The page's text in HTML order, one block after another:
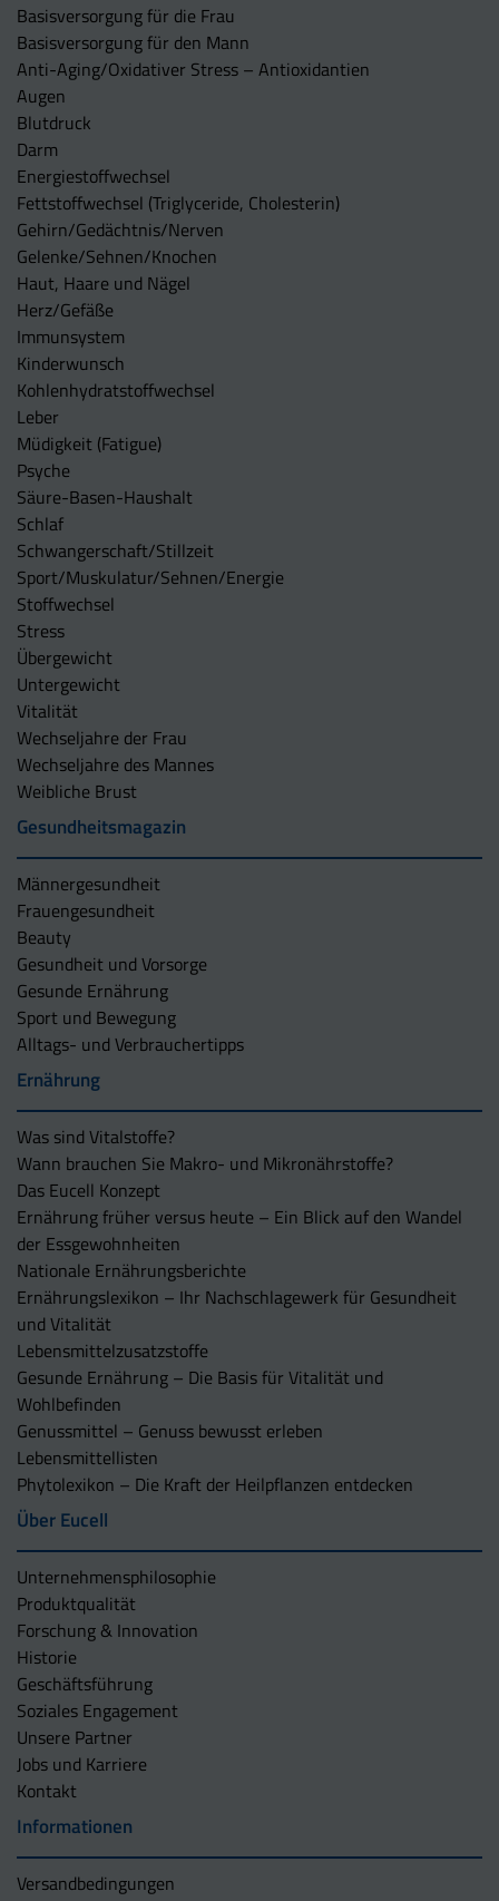
Basisversorgung für die Frau
Basisversorgung für den Mann
Anti-Aging/Oxidativer Stress – Antioxidantien
Augen
Blutdruck
Darm
Energiestoffwechsel
Fettstoffwechsel (Triglyceride, Cholesterin)
Gehirn/Gedächtnis/Nerven
Gelenke/Sehnen/Knochen
Haut, Haare und Nägel
Herz/Gefäße
Immunsystem
Kinderwunsch
Kohlenhydratstoffwechsel
Leber
Müdigkeit (Fatigue)
Psyche
Säure-Basen-Haushalt
Schlaf
Schwangerschaft/Stillzeit
Sport/Muskulatur/Sehnen/Energie
Stoffwechsel
Stress
Übergewicht
Untergewicht
Vitalität
Wechseljahre der Frau
Wechseljahre des Mannes
Weibliche Brust
Gesundheitsmagazin
Männergesundheit
Frauengesundheit
Beauty
Gesundheit und Vorsorge
Gesunde Ernährung
Sport und Bewegung
Alltags- und Verbrauchertipps
Ernährung
Was sind Vitalstoffe?
Wann brauchen Sie Makro- und Mikronährstoffe?
Das Eucell Konzept
Ernährung früher versus heute – Ein Blick auf den Wandel
der Essgewohnheiten
Nationale Ernährungsberichte
Ernährungslexikon – Ihr Nachschlagewerk für Gesundheit
und Vitalität
Lebensmittelzusatzstoffe
Gesunde Ernährung – Die Basis für Vitalität und
Wohlbefinden
Genussmittel – Genuss bewusst erleben
Lebensmittellisten
Phytolexikon – Die Kraft der Heilpflanzen entdecken
Über Eucell
Unternehmens­philosophie
Produktqualität
Forschung & Innovation
Historie
Geschäftsführung
Soziales Engagement
Unsere Partner
Jobs und Karriere
Kontakt
Informationen
Versandbedingungen